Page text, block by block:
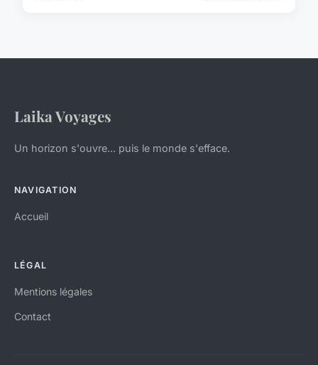
Laika Voyages
Un horizon s'ouvre... puis le monde s'efface.
NAVIGATION
Accueil
LÉGAL
Mentions légales
Contact